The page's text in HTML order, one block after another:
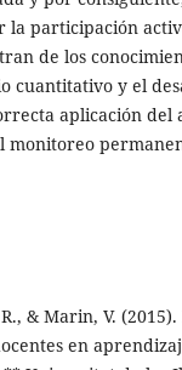
la participación
de los
cuantitativo y el
aplicación del
monitoreo
& Marin, V.
en